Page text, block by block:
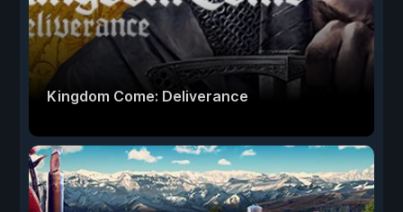
Kingdom Come: Deliverance